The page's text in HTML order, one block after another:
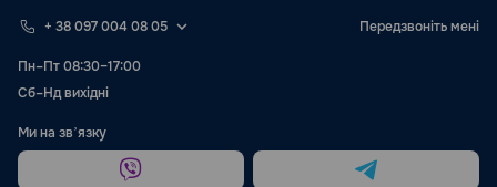
+ 38 097 004 08 05 Передзвоніть мені
Пн–Пт 08:30–17:00
Сб–Нд вихідні
Ми на звʼязку